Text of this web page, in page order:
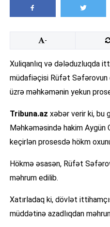
-
Xuliqanlıq və dələduzluqda
müdafiəçisi Rüfət Səfərovun
üzrə məhkəmənin yekun
Tribuna.az xəbər verir ki, bu
Məhkəməsində hakim Aygün
keçirlən prosesdə hökm
Hökmə əsasən, Rüfət
məhrum edilib.
Xatırladaq ki, dövlət
müddətinə azadlıqdan